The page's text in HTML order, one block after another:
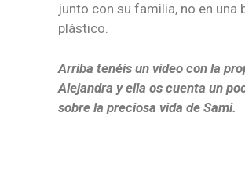
junto con su familia, no en una
plástico.
Arriba tenéis un video con la
Alejandra y ella os cuenta un
sobre la preciosa vida de Sami.